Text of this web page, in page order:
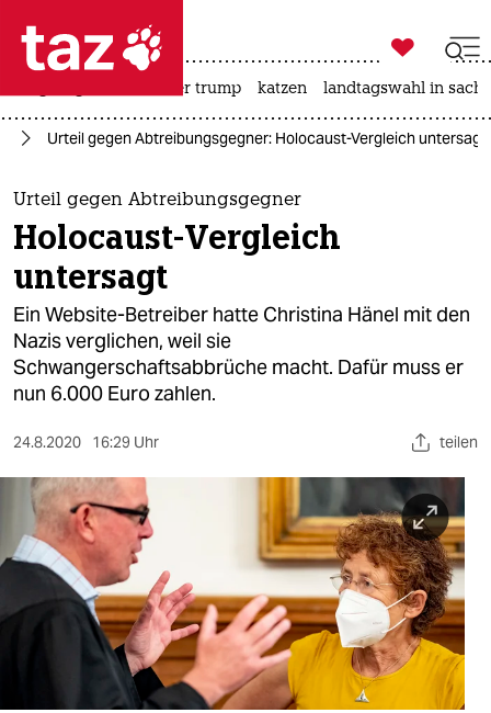
 taz zahl ich
taz zahl ich
themen
politik
öko
gesellschaft
kultur
sport
berlin
nord
wahrheit

taz zahl ich
usa unter trump katzen landtagswahl in
Urteil gegen Abtreibungsgegner: Holocaust-Vergleich untersagt
Urteil gegen Abtreibungsgegner
Holocaust-Vergleich
untersagt
Ein Website-Betreiber hatte Christina Hänel mit den
Nazis verglichen, weil sie
Schwangerschaftsabbrüche macht. Dafür muss er
nun 6.000 Euro zahlen.
24.8.2020 16:29 Uhr teilen